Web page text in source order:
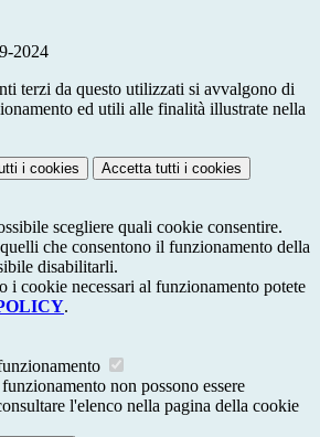
2024
terzi da questo utilizzati si avvalgono di
ed utili alle finalità illustrate nella
i cookies Accetta tutti i cookies
scegliere quali cookie consentire.
che consentono il funzionamento della
disabilitarli.
i cookie necessari al funzionamento potete
.
non possono essere
l'elenco nella pagina della cookie